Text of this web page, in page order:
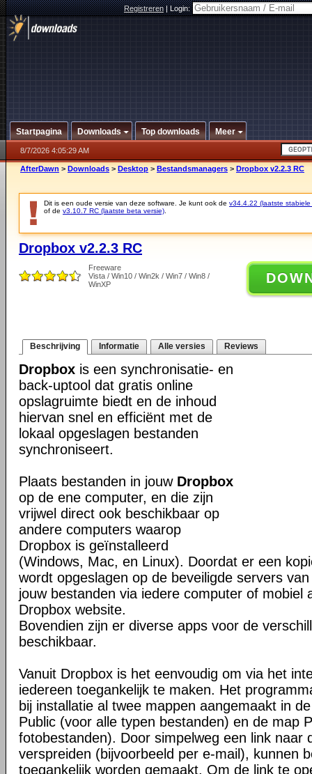
Registreren|Login:
Startpagina Downloads Top downloads Meer
8/7/2026 4:05:29 AM
AfterDawn > Downloads > Desktop > Bestandsmanagers > Dropbox v2.2.3 RC
Dit is een oude versie van deze software. Je kunt ook de v34.4.22 (laatste stabiele
of de v3.10.7 RC (laatste beta versie)
Dropbox v2.2.3 RC
Freeware
Vista / Win10 / Win2k / Win7 / Win8 /
WinXP
Beschrijving Informatie Alle versies Reviews
Dropbox is een synchronisatie- en
back-uptool dat gratis online
opslagruimte biedt en de inhoud
hiervan snel en efficiënt met de
lokaal opgeslagen bestanden
synchroniseert.
Plaats bestanden in jouw Dropbox
op de ene computer, en die zijn
vrijwel direct ook beschikbaar op
andere computers waarop
Dropbox is geïnstalleerd
(Windows, Mac, en Linux). Doordat er een
wordt opgeslagen op de beveiligde servers
jouw bestanden via iedere computer of mobiel
Dropbox website.
Bovendien zijn er diverse apps voor de
beschikbaar.
Vanuit Dropbox is het eenvoudig om via het
iedereen toegankelijk te maken. Het
bij installatie al twee mappen aangemaakt in
Public (voor alle typen bestanden) en de map
fotobestanden). Door simpelweg een link naar
verspreiden (bijvoorbeeld per e-mail), kunnen
toegankelijk worden gemaakt. Om de link te